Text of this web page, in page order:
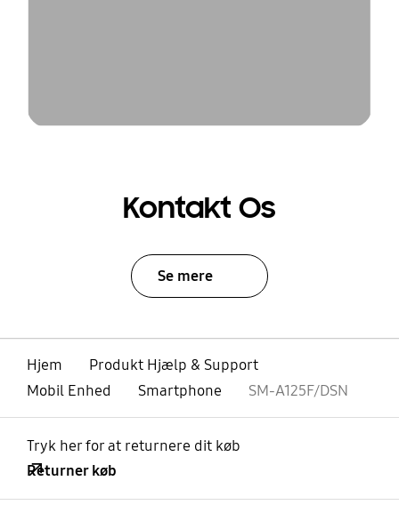
Kontakt Os
Se mere
Hjem
Produkt Hjælp & Support
Mobil Enhed
Smartphone SM-A125F/DSN
Tryk her for at returnere dit køb
Returner køb